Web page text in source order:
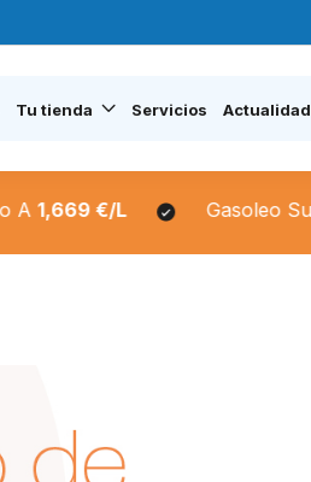
Tu tienda Servicios Actualidad
Gasoleo Super1,690 €/L